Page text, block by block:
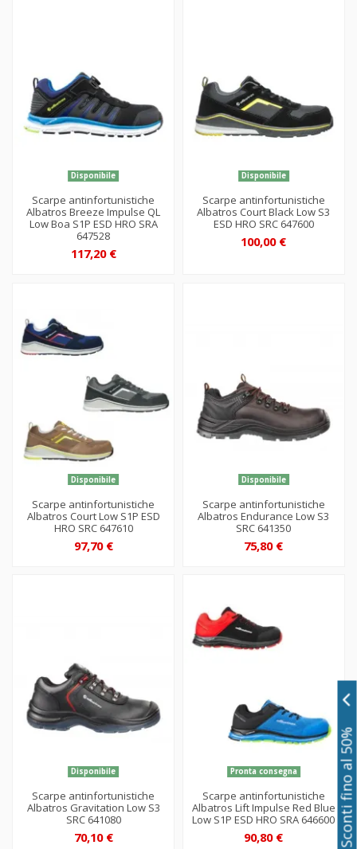
Disponibile
Scarpe antinfortunistiche
Albatros Breeze Impulse QL
Low Boa S1P ESD HRO SRA
647528
117,20 €
Disponibile
Scarpe antinfortunistiche
Albatros Court Black Low S3
ESD HRO SRC 647600
100,00 €
Disponibile
Scarpe antinfortunistiche
Albatros Court Low S1P ESD
HRO SRC 647610
97,70 €
Disponibile
Scarpe antinfortunistiche
Albatros Endurance Low S3
SRC 641350
75,80 €
Disponibile
Scarpe antinfortunistiche
Albatros Gravitation Low S3
SRC 641080
70,10 €
Pronta consegna
Scarpe antinfortunistiche
Albatros Lift Impulse Red Blue
Low S1P ESD HRO SRA 646600
90,80 € Sconti fino al 50%